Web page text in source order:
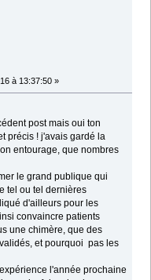
à 13:37:50 »
post mais oui ton
précis ! j'avais gardé la
entourage, que nombres
le grand publique qui
tel ou tel dernières
d'ailleurs pour les
convaincre patients
une chimère, que des
et pourquoi pas les
l'année prochaine